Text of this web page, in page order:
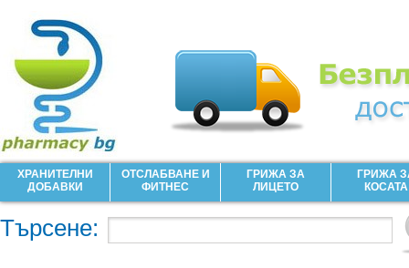
ХРАНИТЕЛНИ
ДОБАВКИ
ОТСЛАБВАНЕ И
ФИТНЕС
ГРИЖА ЗА
ЛИЦЕТО
ГРИЖА
КОСАТА
Търсене: